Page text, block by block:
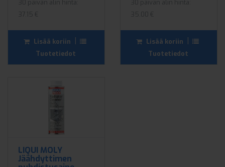
30 päivän alin hinta:
37.15 €
Lisää koriin
Tuotetiedot
30 päivän alin hinta:
35.00 €
Lisää koriin
Tuotetiedot
LIQUI MOLY
Jäähdyttimen